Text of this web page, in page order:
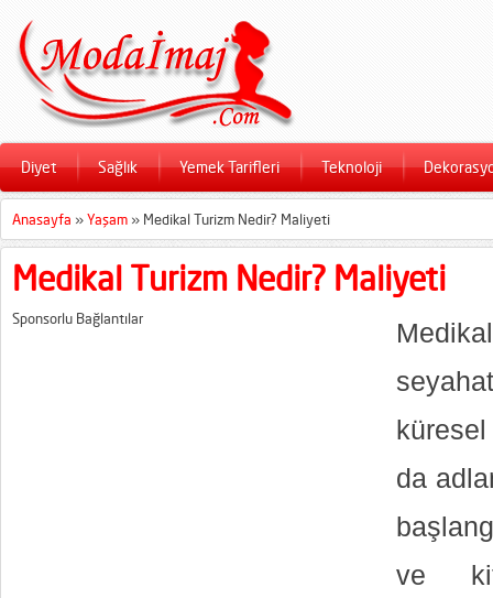
Diyet Sağlık Yemek Tarifleri Teknoloji
Anasayfa »Yaşam » Medikal Turizm Nedir? Maliyeti
Medikal Turizm Nedir? Maliyeti
Sponsorlu Bağlantılar
da
ve